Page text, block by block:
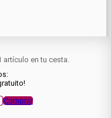
artículo en tu cesta.
Comprar